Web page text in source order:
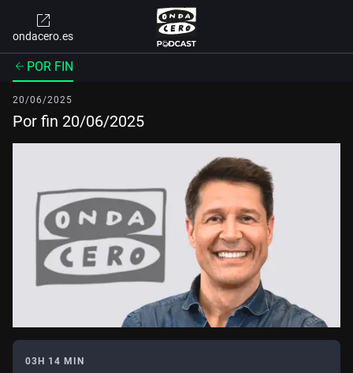
ondacero.es
POR FIN
20/06/2025
Por fin 20/06/2025
03H 14 MIN